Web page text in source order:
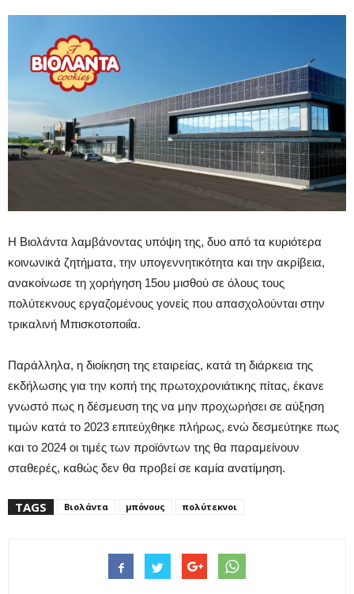
Η Βιολάντα λαμβάνοντας υπόψη της, δυο από τα κυριότερα
κοινωνικά ζητήματα, την υπογεννητικότητα και την ακρίβεια,
ανακοίνωσε τη χορήγηση 15ου μισθού σε όλους τους
πολύτεκνους εργαζομένους γονείς που απασχολούνται στην
τρικαλινή Μπισκοτοποιΐα.
Παράλληλα, η διοίκηση της εταιρείας, κατά τη διάρκεια της
εκδήλωσης για την κοπή της πρωτοχρονιάτικης πίτας, έκανε
γνωστό πως η δέσμευση της να μην προχωρήσει σε αύξηση
τιμών κατά το 2023 επιτεύχθηκε πλήρως, ενώ δεσμεύτηκε πως
και το 2024 οι τιμές των προϊόντων της θα παραμείνουν
σταθερές, καθώς δεν θα προβεί σε καμία ανατίμηση.
TAGS Βιολάντα μπόνους πολύτεκνοι